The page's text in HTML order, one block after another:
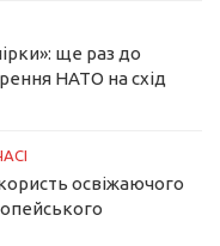
ще раз до
НАТО на схід
освіжаючого